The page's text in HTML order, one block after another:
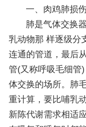
一、肉鸡肺损
肺是气体交换
乳动物那 样逐级分
连通的管道，最后
管(又称呼吸毛细管
体交换的场所。肺
重计算，要比哺乳
新陈代谢需求相适